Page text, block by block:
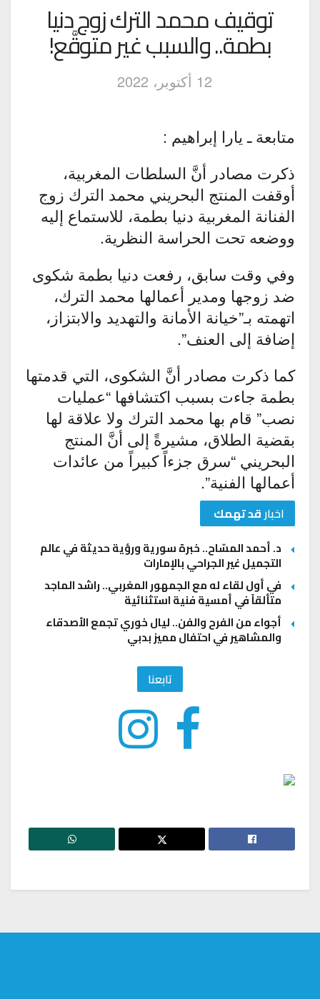
توقيف محمد الترك زوج دنيا
بطمة.. والسبب غير متوقَّع!
12 أكتوبر، 2022
متابعة ـ يارا إبراهيم :
ذكرت مصادر أنَّ السلطات المغربية،
أوقفت المنتج البحريني محمد الترك زوج
الفنانة المغربية دنيا بطمة، للاستماع إليه
ووضعه تحت الحراسة النظرية.
وفي وقت سابق، رفعت دنيا بطمة شكوى
ضد زوجها ومدير أعمالها محمد الترك،
اتهمته بـ”خيانة الأمانة والتهديد والابتزاز،
إضافة إلى العنف”.
كما ذكرت مصادر أنَّ الشكوى، التي قدمتها
بطمة جاءت بسبب اكتشافها “عمليات
نصب” قام بها محمد الترك ولا علاقة لها
بقضية الطلاق، مشيرةً إلى أنَّ المنتج
البحريني “سرق جزءاً كبيراً من عائدات
أعمالها الفنية”.
اخبارقد تهمك
د. أحمد المسّاح.. خبرة سورية ورؤية حديثة في عالم
التجميل غير الجراحي بالإمارات
في أول لقاء له مع الجمهور المغربي.. راشد الماجد
متألقاً في أمسية فنية استثنائية
أجواء من الفرح والفن.. ليال خوري تجمع الأصدقاء
والمشاهير في احتفال مميز بدبي
تابعنا